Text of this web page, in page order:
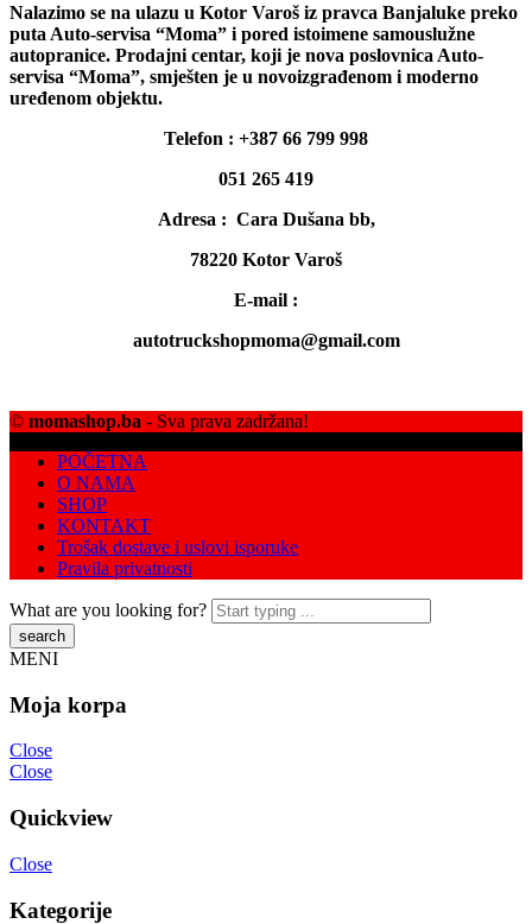
Nalazimo se na ulazu u Kotor Varoš iz pravca Banjaluke preko
puta Auto-servisa “Moma” i pored istoimene samouslužne
autopranice. Prodajni centar, koji je nova poslovnica Auto-
servisa “Moma”, smješten je u novoizgrađenom i moderno
uređenom objektu.
Telefon : +387 66 799 998
051 265 419
Adresa : Cara Dušana bb,
78220 Kotor Varoš
E-mail :
autotruckshopmoma@gmail.com
© momashop.ba - Sva prava zadržana!
POČETNA
O NAMA
SHOP
KONTAKT
Trošak dostave i uslovi isporuke
Pravila privatnosti
What are you looking for?
MENI
Moja korpa
Close
Close
Quickview
Close
Kategorije